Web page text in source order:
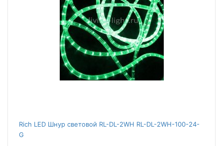
Rich LED Шнур световой RL-DL-2WH RL-DL-2WH-100-24-
G